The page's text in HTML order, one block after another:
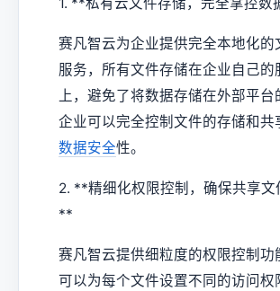
赛凡智云为企业提供完全本地化的
服务，所有文件存储在企业自己的
上，避免了将数据存储在外部平台
企业可以完全控制文件的存储和共
数据安全性。
2. **精细化权限控制，确保共享文
**
赛凡智云提供细粒度的权限控制功
可以为每个文件设置不同的访问权